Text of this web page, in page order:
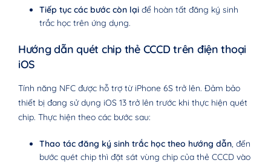
Tiếp tục các bước còn lại để hoàn tất đăng ký sinh
trắc học trên ứng dụng.
Hướng dẫn quét chip thẻ CCCD trên điện thoại
iOS
Tính năng NFC được hỗ trợ từ iPhone 6S trở lên. Đảm bảo
thiết bị đang sử dụng iOS 13 trở lên trước khi thực hiện quét
chip. Thực hiện theo các bước sau:
Thao tác đăng ký sinh trắc học theo hướng dẫn, đến
bước quét chip thì đặt sát vùng chip của thẻ CCCD vào